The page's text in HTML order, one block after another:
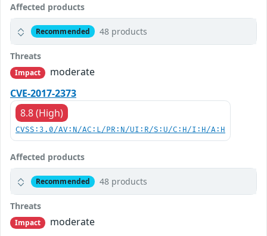
Affected products
Recommended 48 products
Threats
Impact
moderate
CVE-2017-2373
8.8 (High)
CVSS:3.0/AV:N/AC:L/PR:N/UI:R/S:U/C:H/I:H/A:H
Affected products
Recommended 48 products
Threats
Impact
moderate